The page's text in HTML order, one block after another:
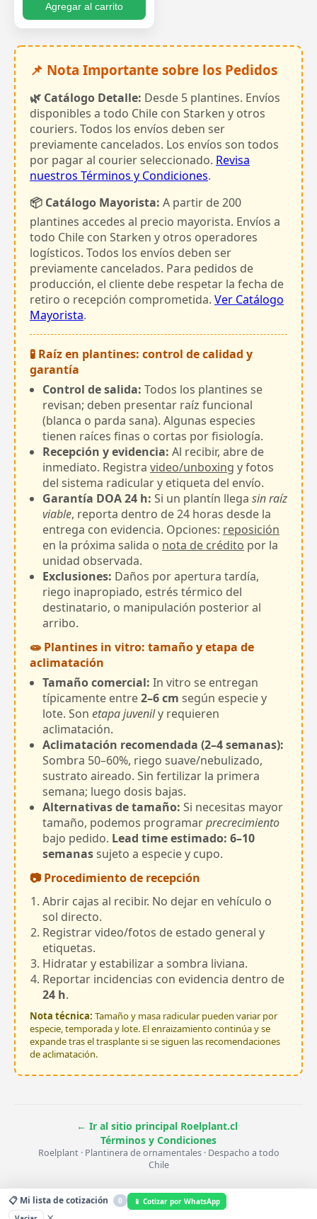
Agregar al carrito
📌 Nota Importante sobre los Pedidos
🌿 Catálogo Detalle: Desde 5 plantines. Envíos
disponibles a todo Chile con Starken y otros
couriers. Todos los envíos deben ser
previamente cancelados. Los envíos son todos
por pagar al courier seleccionado. Revisa
nuestros Términos y Condiciones.
📦 Catálogo Mayorista: A partir de 200
plantines accedes al precio mayorista. Envíos a
todo Chile con Starken y otros operadores
logísticos. Todos los envíos deben ser
previamente cancelados. Para pedidos de
producción, el cliente debe respetar la fecha de
retiro o recepción comprometida. Ver Catálogo
Mayorista.
🧪 Raíz en plantines: control de calidad y
garantía
Control de salida: Todos los plantines se
revisan; deben presentar raíz funcional
(blanca o parda sana). Algunas especies
tienen raíces finas o cortas por fisiología.
Recepción y evidencia: Al recibir, abre de
inmediato. Registra video/unboxing y fotos
del sistema radicular y etiqueta del envío.
Garantía DOA 24 h: Si un plantín llega sin raíz
viable, reporta dentro de 24 horas desde la
entrega con evidencia. Opciones: reposición
en la próxima salida o nota de crédito por la
unidad observada.
Exclusiones: Daños por apertura tardía,
riego inapropiado, estrés térmico del
destinatario, o manipulación posterior al
arribo.
🧫 Plantines in vitro: tamaño y etapa de
aclimatación
Tamaño comercial: In vitro se entregan
típicamente entre2–6 cm según especie y
lote. Son etapa juvenily requieren
aclimatación.
Aclimatación recomendada (2–4 semanas):
Sombra 50–60%, riego suave/nebulizado,
sustrato aireado. Sin fertilizar la primera
semana; luego dosis bajas.
Alternativas de tamaño: Si necesitas mayor
tamaño, podemos programarprecrecimiento
bajo pedido. Lead time estimado: 6–10
semanassujeto a especie y cupo.
📷 Procedimiento de recepción
Abrir cajas al recibir. No dejar en vehículo o
sol directo.
Registrar video/fotos de estado general y
etiquetas.
Hidratar y estabilizar a sombra liviana.
Reportar incidencias con evidencia dentro de
24 h.
Nota técnica: Tamaño y masa radicular pueden variar por
especie, temporada y lote. El enraizamiento continúa y se
expande tras el trasplante si se siguen las recomendaciones
de aclimatación.
← Ir al sitio principal Roelplant.cl·
Términos y Condiciones
Roelplant · Plantinera de ornamentales · Despacho a todo
Chile
📋 Mi lista de cotización 0
📱 Cotizar por WhatsApp